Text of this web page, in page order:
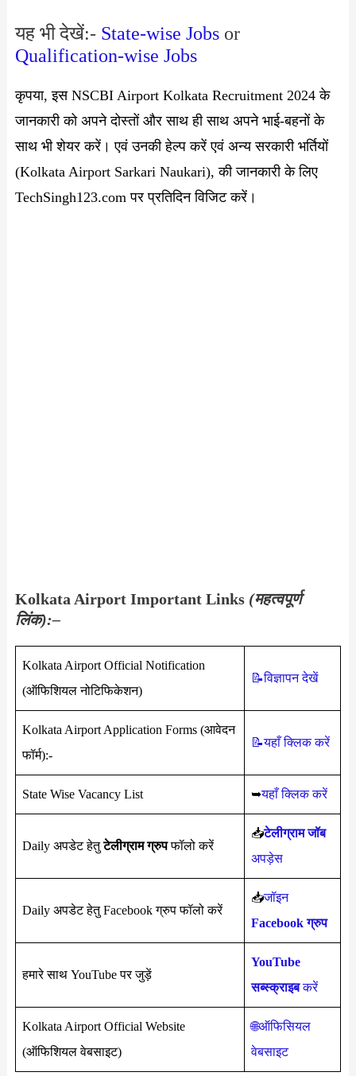
यह भी देखें:- State-wise Jobs or
Qualification-wise Jobs
कृपया, इस NSCBI Airport Kolkata Recruitment 2024 के
जानकारी को अपने दोस्तों और साथ ही साथ अपने भाई-बहनों के
साथ भी शेयर करें। एवं उनकी हेल्प करें एवं अन्य सरकारी भर्तियों
(Kolkata Airport Sarkari Naukari), की जानकारी के लिए
TechSingh123.com पर प्रतिदिन विजिट करें।
Kolkata Airport Important Links (महत्वपूर्ण
लिंक):–
Kolkata Airport Official Notification
(ऑफिशियल नोटिफिकेशन)
📝विज्ञापन देखें
Kolkata Airport Application Forms (आवेदन
फॉर्म):-
📝यहाँ क्लिक करें
State Wise Vacancy List ➥यहाँ क्लिक करें
Daily अपडेट हेतुटेलीग्राम ग्रुपफॉलो करें
📥टेलीग्राम जॉब
अपड़ेस
Daily अपडेट हेतु Facebook ग्रुप फॉलो करें
📥जॉइन
Facebook ग्रुप
हमारे साथ YouTube पर जुड़ें
YouTube
सब्स्क्राइबकरें
Kolkata Airport Official Website
(ऑफिशियल वेबसाइट)
🌐ऑफिसियल
वेबसाइट